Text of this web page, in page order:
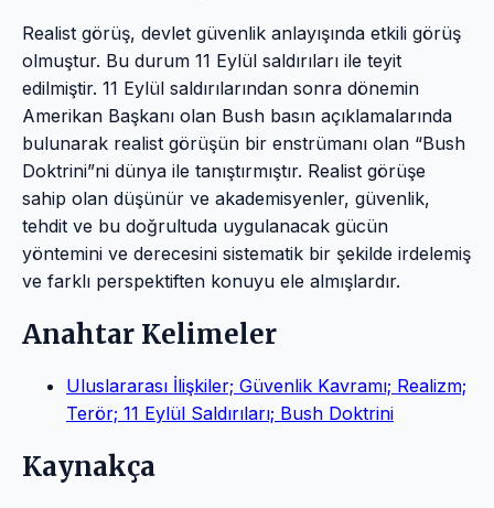
Realist görüş, devlet güvenlik anlayışında etkili görüş
olmuştur. Bu durum 11 Eylül saldırıları ile teyit
edilmiştir. 11 Eylül saldırılarından sonra dönemin
Amerikan Başkanı olan Bush basın açıklamalarında
bulunarak realist görüşün bir enstrümanı olan “Bush
Doktrini”ni dünya ile tanıştırmıştır. Realist görüşe
sahip olan düşünür ve akademisyenler, güvenlik,
tehdit ve bu doğrultuda uygulanacak gücün
yöntemini ve derecesini sistematik bir şekilde irdelemiş
ve farklı perspektiften konuyu ele almışlardır.
Anahtar Kelimeler
Uluslararası İlişkiler; Güvenlik Kavramı; Realizm;
Terör; 11 Eylül Saldırıları; Bush Doktrini
Kaynakça